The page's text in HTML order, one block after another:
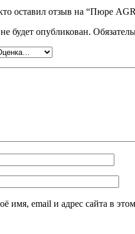
оставил отзыв на “Пюре
будет опубликован.
имя, email и адрес сайта в